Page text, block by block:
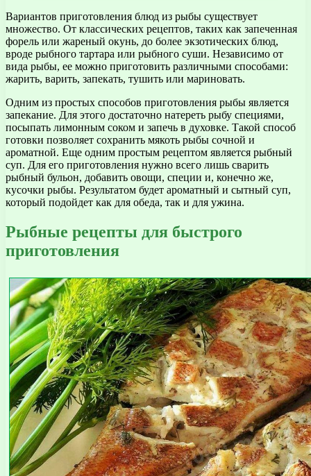
Вариантов приготовления блюд из рыбы существует
множество. От классических рецептов, таких как запеченная
форель или жареный окунь, до более экзотических блюд,
вроде рыбного тартара или рыбного суши. Независимо от
вида рыбы, ее можно приготовить различными способами:
жарить, варить, запекать, тушить или мариновать.
Одним из простых способов приготовления рыбы является
запекание. Для этого достаточно натереть рыбу специями,
посыпать лимонным соком и запечь в духовке. Такой способ
готовки позволяет сохранить мякоть рыбы сочной и
ароматной. Еще одним простым рецептом является рыбный
суп. Для его приготовления нужно всего лишь сварить
рыбный бульон, добавить овощи, специи и, конечно же,
кусочки рыбы. Результатом будет ароматный и сытный суп,
который подойдет как для обеда, так и для ужина.
Рыбные рецепты для быстрого
приготовления